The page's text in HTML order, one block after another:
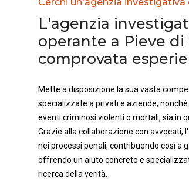
L'agenzia
operante a Pieve di
comprovata
Mette a disposizione la sua vasta
specializzate a privati e aziende,
eventi criminosi violenti o mortali, sia in
Grazie alla collaborazione con avvocati,
nei processi penali, contribuendo così a
offrendo un aiuto concreto e
ricerca della verità.